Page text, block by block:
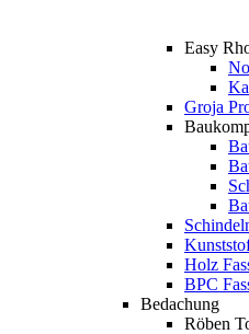
Easy
Groja
Holz
BPC
Bedachung
Röben